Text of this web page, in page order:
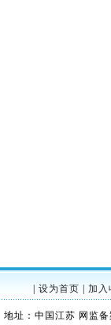
设为首页 加入
地址：中国江苏 网监